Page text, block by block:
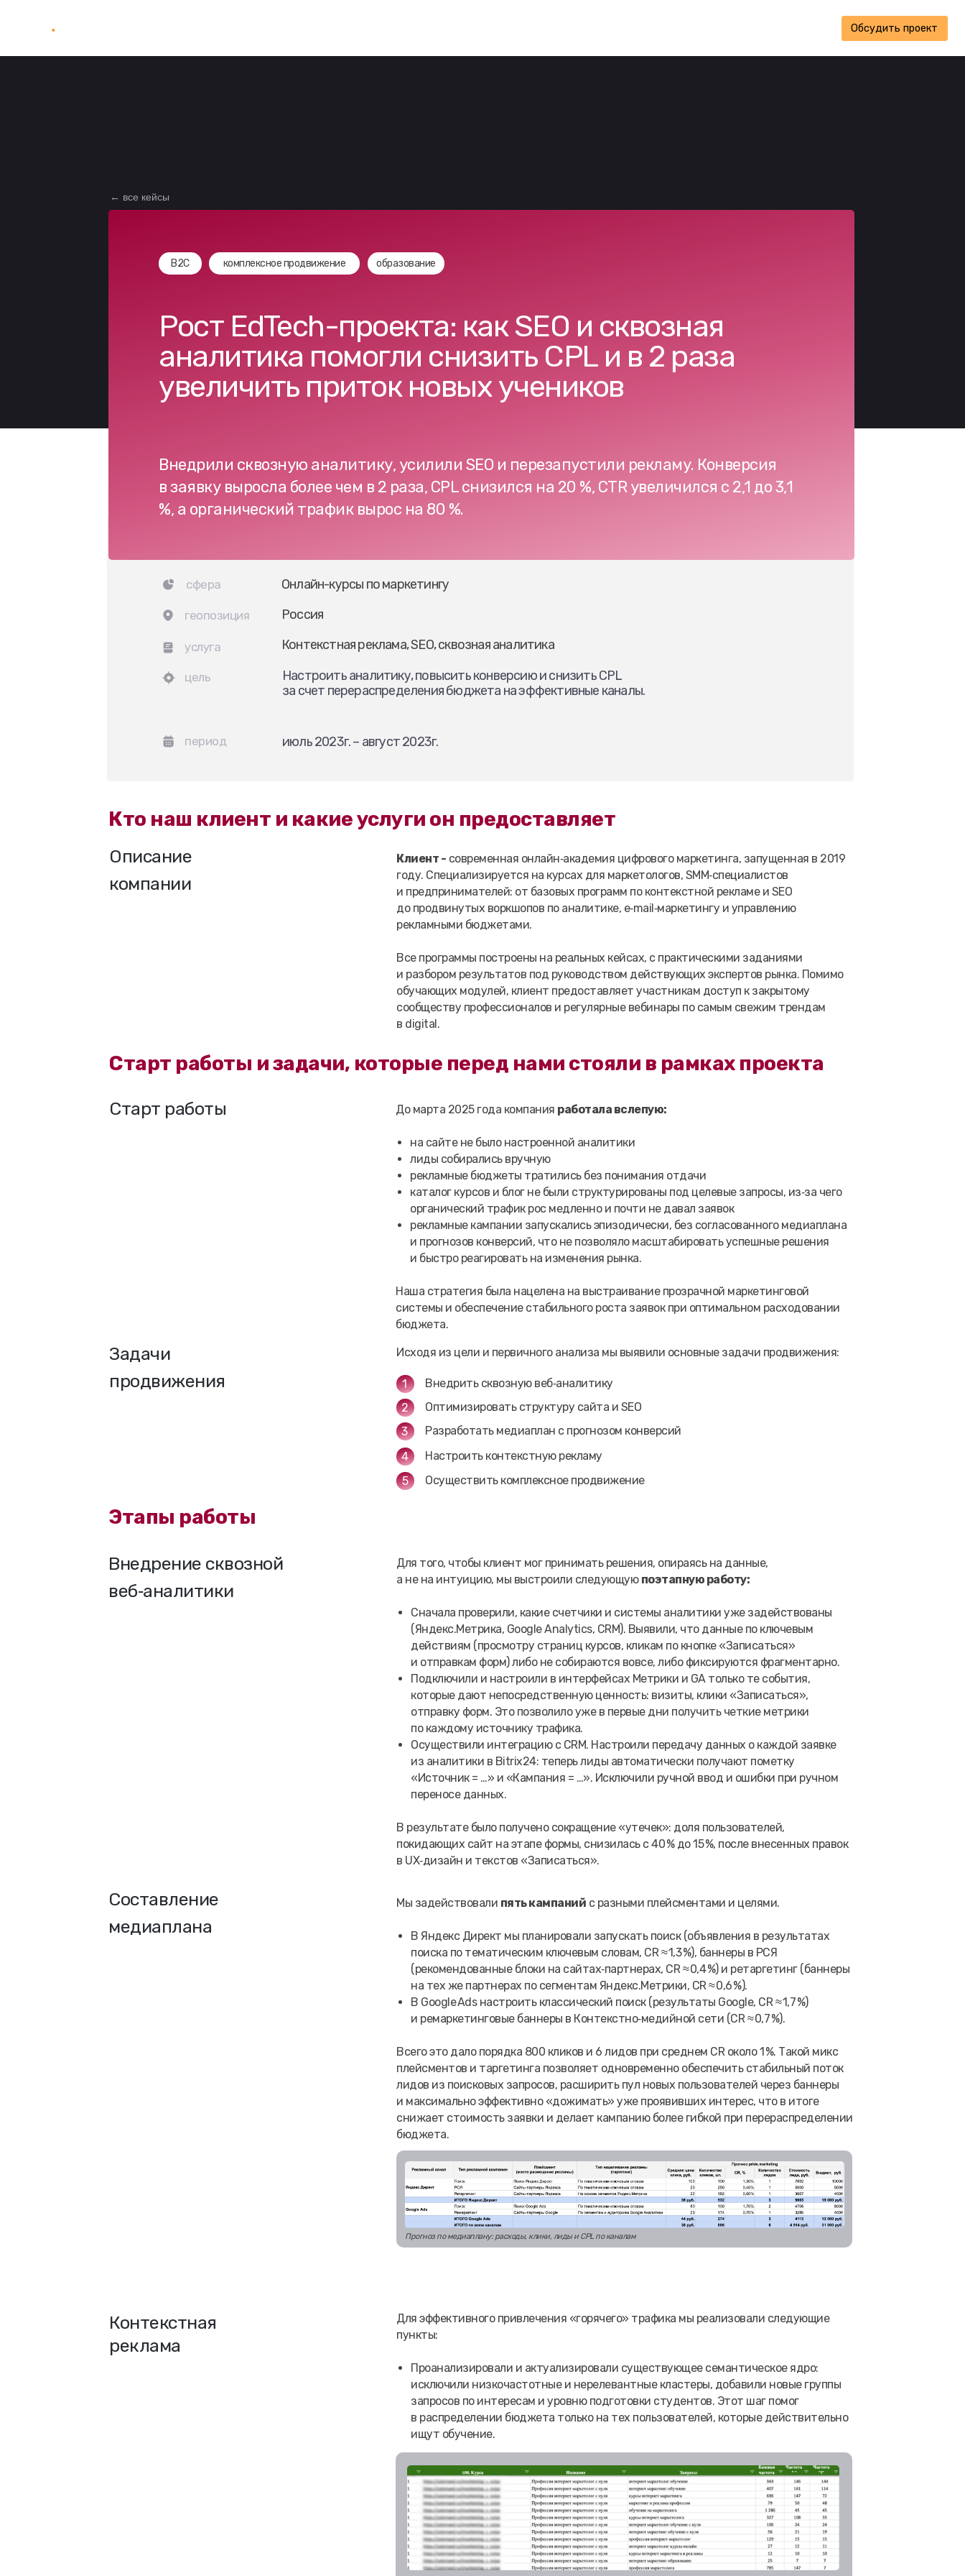
Клиент - современная онлайн‑академия цифрового маркетинга, запущенная в 2019
году. Специализируется на курсах для маркетологов, SMM‑специалистов
и предпринимателей: от базовых программ по контекстной рекламе и SEO
до продвинутых воркшопов по аналитике, e‑mail‑маркетингу и управлению
рекламными бюджетами.
Все программы построены на реальных кейсах, с практическими заданиями
и разбором результатов под руководством действующих экспертов рынка. Помимо
обучающих модулей, клиент предоставляет участникам доступ к закрытому
сообществу профессионалов и регулярные вебинары по самым свежим трендам
в digital.
Исходя из цели и первичного анализа мы выявили основные задачи продвижения:
До марта 2025 года компания работала вслепую:
на сайте не было настроенной аналитики
лиды собирались вручную
рекламные бюджеты тратились без понимания отдачи
каталог курсов и блог не были структурированы под целевые запросы, из‑за чего
органический трафик рос медленно и почти не давал заявок
рекламные кампании запускались эпизодически, без согласованного медиаплана
и прогнозов конверсий, что не позволяло масштабировать успешные решения
и быстро реагировать на изменения рынка.
Наша стратегия была нацелена на выстраивание прозрачной маркетинговой
системы и обеспечение стабильного роста заявок при оптимальном расходовании
бюджета.
Для того, чтобы клиент мог принимать решения, опираясь на данные,
а не на интуицию, мы выстроили следующую поэтапную работу:
Сначала проверили, какие счетчики и системы аналитики уже задействованы
(Яндекс.Метрика, Google Analytics, CRM). Выявили, что данные по ключевым
действиям (просмотру страниц курсов, кликам по кнопке «Записаться»
и отправкам форм) либо не собираются вовсе, либо фиксируются фрагментарно.
Подключили и настроили в интерфейсах Метрики и GA только те события,
которые дают непосредственную ценность: визиты, клики «Записаться»,
отправку форм. Это позволило уже в первые дни получить четкие метрики
по каждому источнику трафика.
Осуществили интеграцию с CRM. Настроили передачу данных о каждой заявке
из аналитики в Bitrix24: теперь лиды автоматически получают пометку
«Источник = …» и «Кампания = …». Исключили ручной ввод и ошибки при ручном
переносе данных.
В результате было получено сокращение «утечек»: доля пользователей,
покидающих сайт на этапе формы, снизилась с 40 % до 15 %, после внесенных правок
в UX‑дизайн и текстов «Записаться».
Мы задействовали пять кампаний с разными плейсментами и целями.
В Яндекс Директ мы планировали запускать поиск (объявления в результатах
поиска по тематическим ключевым словам, CR ≈ 1,3 %), баннеры в РСЯ
(рекомендованные блоки на сайтах‑партнерах, CR ≈ 0,4 %) и ретаргетинг (баннеры
на тех же партнерах по сегментам Яндекс.Метрики, CR ≈ 0,6 %).
В Google Ads настроить классический поиск (результаты Google, CR ≈ 1,7 %)
и ремаркетинговые баннеры в Контекстно‑медийной сети (CR ≈ 0,7 %).
Всего это дало порядка 800 кликов и 6 лидов при среднем CR около 1 %. Такой микс
плейсментов и таргетинга позволяет одновременно обеспечить стабильный поток
лидов из поисковых запросов, расширить пул новых пользователей через баннеры
и максимально эффективно «дожимать» уже проявивших интерес, что в итоге
снижает стоимость заявки и делает кампанию более гибкой при перераспределении
бюджета.
сфера Онлайн-курсы по маркетингу
геопозиция Россия
период июль 2023г. – август 2023г.
услуга Контекстная реклама, SEO, сквозная аналитика
цель
Настроить аналитику, повысить конверсию и снизить CPL
за счет перераспределения бюджета на эффективные каналы.
комплексное продвижение
B2C образование
Внедрили сквозную аналитику, усилили SEO и перезапустили рекламу. Конверсия
в заявку выросла более чем в 2 раза, CPL снизился на 20 %, CTR увеличился с 2,1 до 3,1
%, а органический трафик вырос на 80 %.
← все кейсы
Внедрить сквозную веб‑аналитику
Оптимизировать структуру сайта и SEO
Настроить контекстную рекламу
Разработать медиаплан с прогнозом конверсий
Осуществить комплексное продвижение
5
Прогноз по медиаплану: расходы, клики, лиды и CPL по каналам
1
2
4
3
Рост EdTech-проекта: как SEO и сквозная
аналитика помогли снизить CPL и в 2 раза
увеличить приток новых учеников
Кто наш клиент и какие услуги он предоставляет
Описание
компании
Старт работы и задачи, которые перед нами стояли в рамках проекта
Старт работы
Задачи
продвижения
Этапы работы
Внедрение сквозной
веб‑аналитики
Составление
медиаплана
Для эффективного привлечения «горячего» трафика мы реализовали следующие
пункты:
Проанализировали и актуализировали существующее семантическое ядро:
исключили низкочастотные и нерелевантные кластеры, добавили новые группы
запросов по интересам и уровню подготовки студентов. Этот шаг помог
в распределении бюджета только на тех пользователей, которые действительно
ищут обучение.
Контекстная
реклама